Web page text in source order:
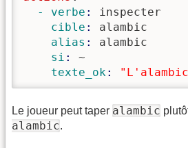
  - verbe
:
inspecter
    cible
: alambic
    alias
: alambic
    si
: ~
    texte_ok
:
Le joueur peut taper alambic
alambic.